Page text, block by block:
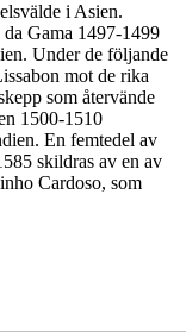
i Asien.
Gama 1497-1499
Under de följande
mot de rika
som återvände
1500-1510
En femtedel av
skildras av en av
Cardoso, som